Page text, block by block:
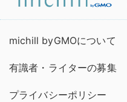
michill byGMOについて
有識者・ライターの募集
プライバシーポリシー